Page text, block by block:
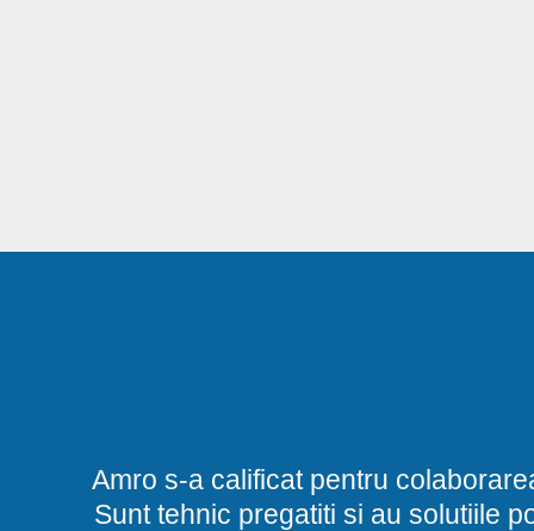
Amro s-a calificat pentru
Sunt tehnic pregatiti si au solutiile